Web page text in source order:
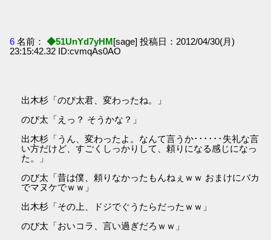
6 名前： ◆51UnYd7yHM[sage] 投稿日：2012/04/30(月)
23:15:42.32 ID:cvmqAs0AO
出木杉「のび太君、変わったね。」
のび太「えっ？ そうかな？」
出木杉「うん、変わったよ。なんて言うか･･････失礼な言
い方だけど、すごくしっかりして、頼りになる感じになっ
た。」
のび太「昔は僕、頼りなかったもんねぇｗｗ おまけにバカ
でマヌケでｗｗ」
出木杉「その上、ドジでぐうたらだったｗｗ」
のび太「おいコラ、言い過ぎだろｗｗ」